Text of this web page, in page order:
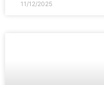
11/12/2025